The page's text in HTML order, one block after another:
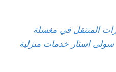
المتنقل في مغسلة
استار خدمات منزلية